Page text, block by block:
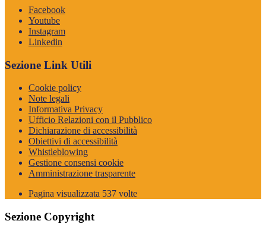
Facebook
Youtube
Instagram
Linkedin
Sezione Link Utili
Cookie policy
Note legali
Informativa Privacy
Ufficio Relazioni con il Pubblico
Dichiarazione di accessibilità
Obiettivi di accessibilità
Whistleblowing
Gestione consensi cookie
Amministrazione trasparente
Pagina visualizzata 537 volte
Sezione Copyright